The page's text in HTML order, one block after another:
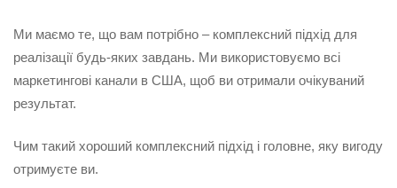
Ми маємо те, що вам потрібно – комплексний підхід для
реалізації будь-яких завдань. Ми використовуємо всі
маркетингові канали в США, щоб ви отримали очікуваний
результат.
Чим такий хороший комплексний підхід і головне, яку вигоду
отримуєте ви.